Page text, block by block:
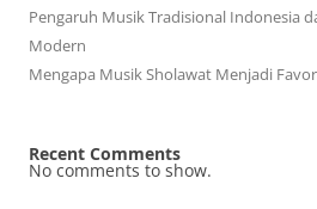
Pengaruh Musik Tradisional Indonesia
Modern
Mengapa Musik Sholawat Menjadi
Recent Comments
No comments to show.